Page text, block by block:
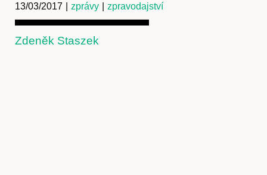
13/03/2017 zprávy zpravodajství
Zdeněk Staszek